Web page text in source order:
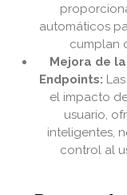
automáticos
cumplan
Mejora de
Endpoints:
el impacto
usuario,
inteligentes,
control al